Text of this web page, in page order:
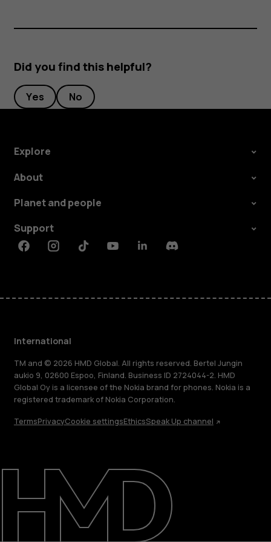
Repair, reuse, recycle
Sustainability
Support
International
Did you find this helpful?
Yes No
Explore
About
Planet and people
Support
FacebookInstagramTiktokYoutubeLinkedinDiscord
International
TM and © 2026 HMD Global. All rights reserved. Bertel Jungin
aukio 9, 02600 Espoo, Finland. Business ID 2724044-2. HMD
Global Oy is a licensee of the Nokia brand for phones. Nokia is a
registered trademark of Nokia Corporation.
TermsPrivacyCookie settingsEthicsSpeak Up channel